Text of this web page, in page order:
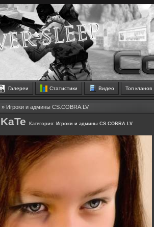
Галереи Статистики Видео Топ кланов
» Игроки и админы CS.COBRA.LV
KaTe Категория: Игроки и админы CS.COBRA.LV